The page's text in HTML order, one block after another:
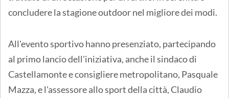
concludere la stagione outdoor nel migliore dei modi.
All'evento sportivo hanno presenziato, partecipando
al primo lancio dell'iniziativa, anche il sindaco di
Castellamonte e consigliere metropolitano, Pasquale
Mazza, e l'assessore allo sport della città, Claudio